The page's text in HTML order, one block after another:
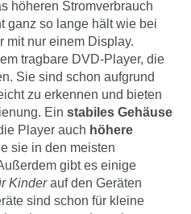
höheren Stromverbrauch
ganz so lange hält wie bei
mit nur einem Display.
tragbare DVD-Player, die
Sie sind schon aufgrund
zu erkennen und bieten
Ein stabiles Gehäuse
Player auch höhere
sie in den meisten
gibt es einige
Kinderauf den Geräten
sind schon für kleine